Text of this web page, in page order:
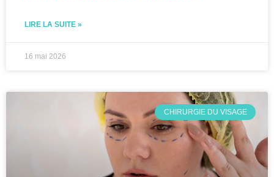
LIRE LA SUITE »
16 mai 2026
CHIRURGIE DU VISAGE